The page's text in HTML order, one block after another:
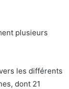
plusieurs
les différents
dont 21